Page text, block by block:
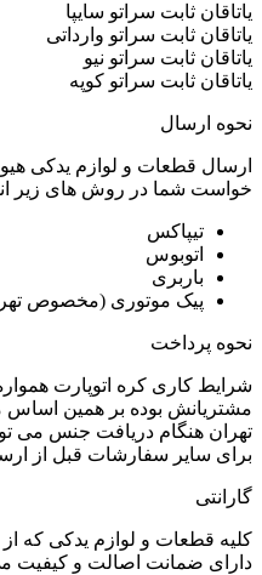
یاتاقان ثابت سراتو سایپا
یاتاقان ثابت سراتو وارداتی
یاتاقان ثابت سراتو نیو
یاتاقان ثابت سراتو کوپه
نحوه ارسال
ارسال قطعات و لوازم یدکی
خواست شما در روش های زیر
تیپاکس
اتوبوس
باربری
پیک موتوری (مخصوص
نحوه پرداخت
شرایط کاری کره اتوپارت
مشتریانش بوده بر همین
تهران هنگام دریافت جنس می
برای سایر سفارشات قبل از
گارانتی
کلیه قطعات و لوازم یدکی که از
دارای ضمانت اصالت و کیفیت